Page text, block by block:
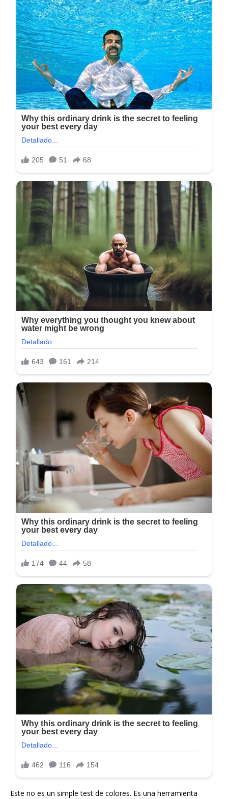
Este no es un simple test de colores. Es una herramienta